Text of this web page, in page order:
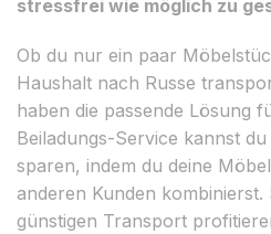
stressfrei wie möglich zu
Ob du nur ein paar
Haushalt nach Russe
haben die passende Lösung
Beiladungs-Service kannst
sparen, indem du deine
anderen Kunden
günstigen Transport